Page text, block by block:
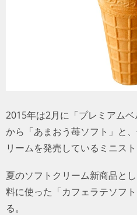
ビジ
コ
2015年は2月に「プレミアム
から「あまおう苺ソフト」と
リームを発売しているミニスト
夏のソフトクリーム新商品と
料に使った「カフェラテソフ
る。